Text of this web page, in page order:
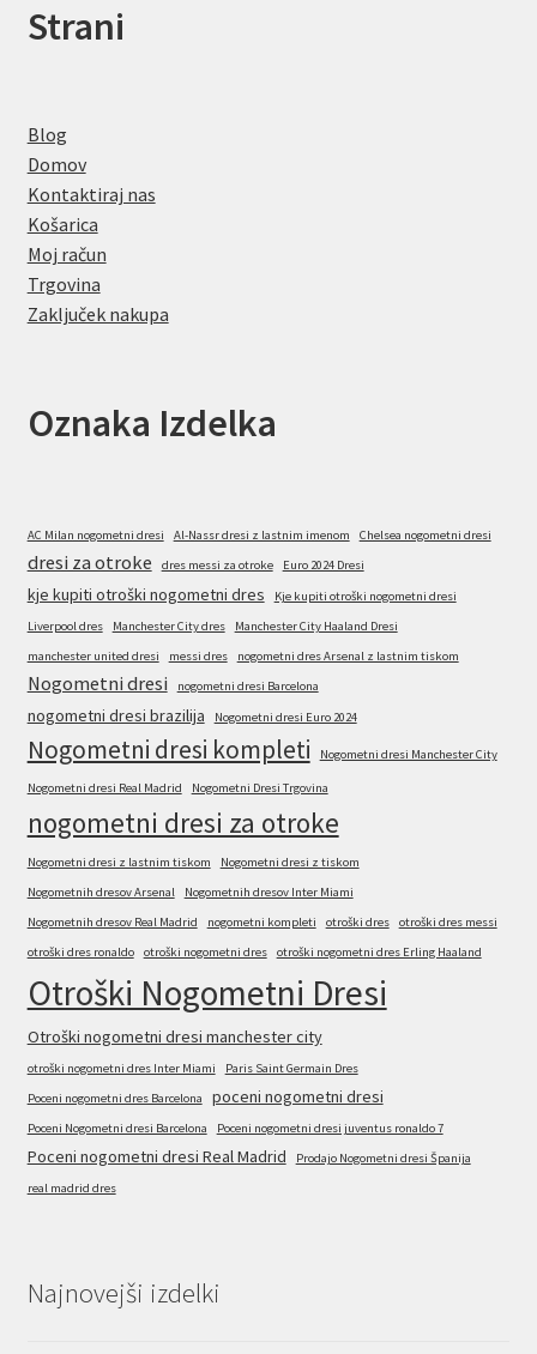
Strani
Blog
Domov
Kontaktiraj nas
Košarica
Moj račun
Trgovina
Zaključek nakupa
Oznaka Izdelka
AC Milan nogometni dresi Al-Nassr dresi z lastnim imenom Chelsea nogometni dresi
dresi za otroke dres messi za otroke Euro 2024 Dresi
kje kupiti otroški nogometni dres
Kje kupiti otroški nogometni dresi
Liverpool dres
Manchester City dres
Manchester City Haaland Dresi
manchester united dresi
messi dres nogometni dres Arsenal z lastnim tiskom
Nogometni dresi nogometni dresi Barcelona
nogometni dresi brazilija Nogometni dresi Euro 2024
Nogometni dresi kompleti Nogometni dresi Manchester City
Nogometni dresi Real Madrid Nogometni Dresi Trgovina
nogometni dresi za otroke
Nogometni dresi z lastnim tiskom
Nogometni dresi z tiskom
Nogometnih dresov Arsenal
Nogometnih dresov Inter Miami
Nogometnih dresov Real Madrid
nogometni kompleti otroški dres
otroški dres messi
otroški dres ronaldo
otroški nogometni dres otroški nogometni dres Erling Haaland
Otroški Nogometni Dresi
Otroški nogometni dresi manchester city
otroški nogometni dres Inter Miami
Paris Saint Germain Dres
Poceni nogometni dres Barcelona
poceni nogometni dresi
Poceni Nogometni dresi Barcelona Poceni nogometni dresi juventus ronaldo 7
Poceni nogometni dresi Real Madrid
Prodajo Nogometni dresi Španija
real madrid dres
Najnovejši izdelki